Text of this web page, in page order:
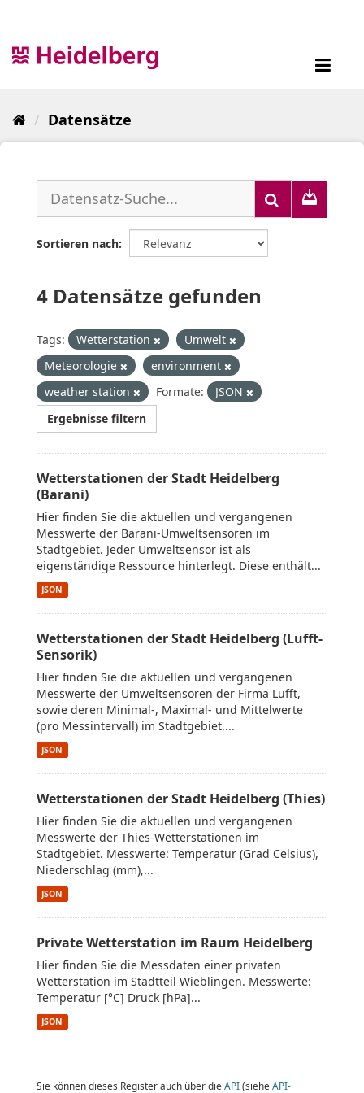
Datensätze
Sortieren nach
4 Datensätze gefunden
Tags: Wetterstation
Umwelt
Meteorologie
environment
weather station
Formate:
JSON
Ergebnisse filtern
Wetterstationen der Stadt Heidelberg
(Barani)
Hier finden Sie die aktuellen und vergangenen
Messwerte der Barani-Umweltsensoren im
Stadtgebiet. Jeder Umweltsensor ist als
eigenständige Ressource hinterlegt. Diese enthält...
JSON
Wetterstationen der Stadt Heidelberg (Lufft-
Sensorik)
Hier finden Sie die aktuellen und vergangenen
Messwerte der Umweltsensoren der Firma Lufft,
sowie deren Minimal-, Maximal- und Mittelwerte
(pro Messintervall) im Stadtgebiet....
JSON
Wetterstationen der Stadt Heidelberg (Thies)
Hier finden Sie die aktuellen und vergangenen
Messwerte der Thies-Wetterstationen im
Stadtgebiet. Messwerte: Temperatur (Grad Celsius),
Niederschlag (mm),...
JSON
Private Wetterstation im Raum Heidelberg
Hier finden Sie die Messdaten einer privaten
Wetterstation im Stadtteil Wieblingen. Messwerte:
Temperatur [°C] Druck [hPa]...
JSON
Sie können dieses Register auch über die API(siehe API-